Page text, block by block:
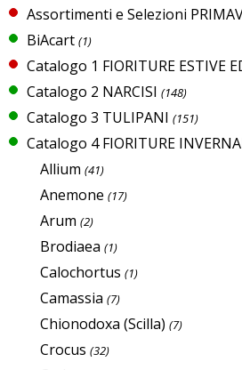
Assortimenti e Selezioni
BiAcart (1)
Catalogo 1 FIORITURE ESTIVE
Catalogo 2 NARCISI (148)
Catalogo 3 TULIPANI (151)
Catalogo 4 FIORITURE
Allium (41)
Anemone (17)
Arum (2)
Brodiaea (1)
Calochortus (1)
Camassia (7)
Chionodoxa (Scilla) (7)
Crocus (32)